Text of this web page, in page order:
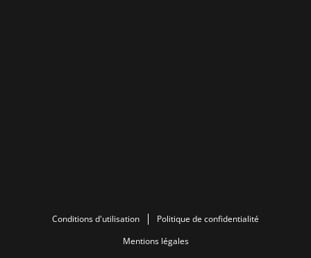
Conditions d'utilisation
Politique de confidentialité
Mentions légales